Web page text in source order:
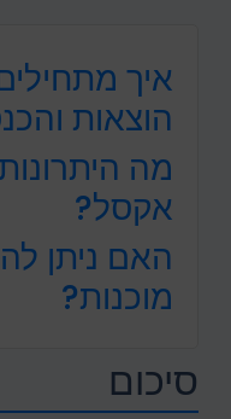
איך
הוצאות
מה
אקסל?
האם ניתן
מוכנות?
סיכום